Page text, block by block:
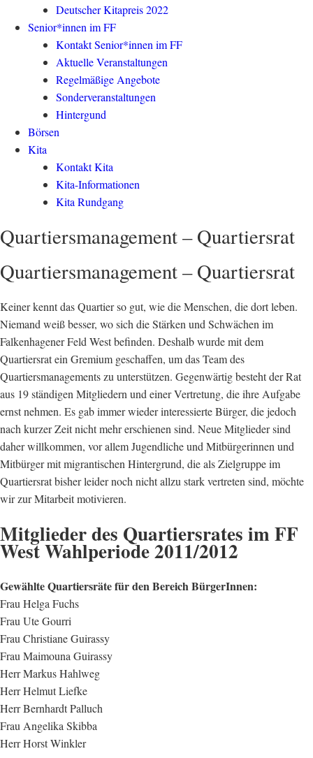
Deutscher Kitapreis 2022
Senior*innen im FF
Kontakt Senior*innen im FF
Aktuelle Veranstaltungen
Regelmäßige Angebote
Sonderveranstaltungen
Hintergund
Börsen
Kita
Kontakt Kita
Kita-Informationen
Kita Rundgang
Quartiersmanagement – Quartiersrat
Quartiersmanagement – Quartiersrat
Keiner kennt das Quartier so gut, wie die Menschen, die dort leben.
Niemand weiß besser, wo sich die Stärken und Schwächen im
Falkenhagener Feld West befinden. Deshalb wurde mit dem
Quartiersrat ein Gremium geschaffen, um das Team des
Quartiersmanagements zu unterstützen. Gegenwärtig besteht der Rat
aus 19 ständigen Mitgliedern und einer Vertretung, die ihre Aufgabe
ernst nehmen. Es gab immer wieder interessierte Bürger, die jedoch
nach kurzer Zeit nicht mehr erschienen sind. Neue Mitglieder sind
daher willkommen, vor allem Jugendliche und Mitbürgerinnen und
Mitbürger mit migrantischen Hintergrund, die als Zielgruppe im
Quartiersrat bisher leider noch nicht allzu stark vertreten sind, möchte
wir zur Mitarbeit motivieren.
Mitglieder des Quartiersrates im FF
West Wahlperiode 2011/2012
Gewählte Quartiersräte für den Bereich BürgerInnen:
Frau Helga Fuchs
Frau Ute Gourri
Frau Christiane Guirassy
Frau Maimouna Guirassy
Herr Markus Hahlweg
Herr Helmut Liefke
Herr Bernhardt Palluch
Frau Angelika Skibba
Herr Horst Winkler